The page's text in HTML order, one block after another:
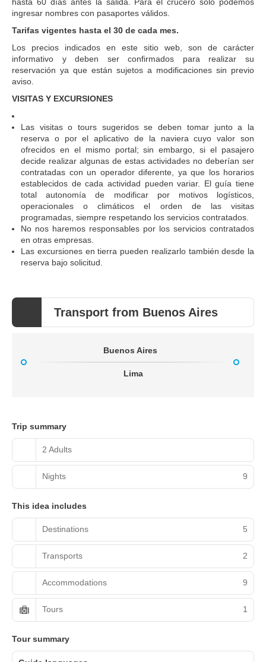
ingresar nombres con pasaportes válidos.
Tarifas vigentes hasta el 30 de cada mes.
Los precios indicados en este sitio web, son de carácter
informativo y deben ser confirmados para realizar su
reservación ya que están sujetos a modificaciones sin previo
aviso.
VISITAS Y EXCURSIONES
Las visitas o tours sugeridos se deben tomar junto a la
reserva o por el aplicativo de la naviera cuyo valor son
ofrecidos en el mismo portal; sin embargo, si el pasajero
decide realizar algunas de estas actividades no deberían ser
contratadas con un operador diferente, ya que los horarios
establecidos de cada actividad pueden variar. El guía tiene
total autonomía de modificar por motivos logísticos,
operacionales o climáticos el orden de las visitas
programadas, siempre respetando los servicios contratados.
No nos haremos responsables por los servicios contratados
en otras empresas.
Las excursiones en tierra pueden realizarlo también desde la
reserva bajo solicitud.
Transport from Buenos Aires
Buenos Aires
Lima
Trip summary
2 Adults
Nights 9
This idea includes
Destinations 5
Transports 2
Accommodations 9
Tours 1
Tour summary